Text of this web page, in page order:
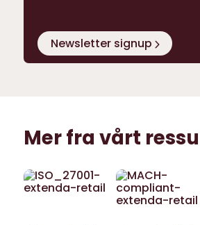
Newsletter signup
Mer fra vårt